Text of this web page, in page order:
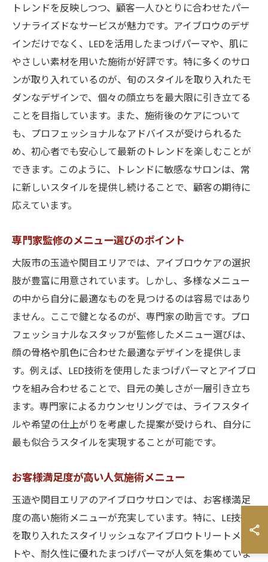
トレンドを反映しつつ、顧客一人ひとりに合わせたパー
ソナライズドなサービスが魅力です。アイブロウのデザ
インだけでなく、LEDを活用したまつげパーマや、肌に
やさしい素材を用いた施術が好評です。特に多くのサロ
ンが取り入れているのが、旬のスタイルを取り入れたモ
ダンなデザインで、個々の顔立ちを最大限に引き立てる
ことを目指しています。また、施術後のケアについて
も、プロフェッショナルなアドバイスが受けられるた
め、初心者でも安心して最新のトレンドを楽しむことが
できます。このように、トレンドに敏感なサロンは、常
に新しいスタイルを提供し続けることで、顧客の期待に
応えています。
専門家監修のメニュー選びのポイント
大阪市の玉造や関目エリアでは、アイブロウケアの選択
肢が豊富に用意されています。しかし、多様なメニュー
の中から自分に最適なものを見つけるのは容易ではあり
ません。ここで鍵となるのが、専門家の助言です。プロ
フェッショナルなスタッフが監修したメニュー選びは、
顔の骨格や肌色に合わせた最適なデザインを提供しま
す。例えば、LED技術を使用したまつげパーマとアイブロ
ウを組み合わせることで、目元の美しさが一層引き立ち
ます。専門家によるカウンセリングでは、ライフスタイ
ルや希望の仕上がりを考慮した提案が受けられ、自分に
最も似合うスタイルを実現することが可能です。
お客様満足度が高い人気施術メニュー
玉造や関目エリアのアイブロウサロンでは、お客様満足
度の高い施術メニューが充実しています。特に、LE技術
を取り入れたスタイリッシュなアイブロウトリートメン
トや、耐久性に優れたまつげパーマが人気を集めていま